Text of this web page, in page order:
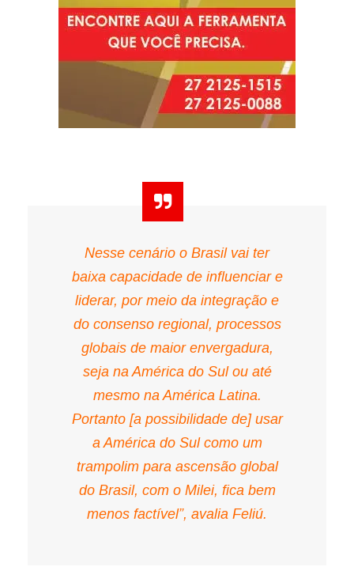
Nesse cenário o Brasil vai ter
baixa capacidade de influenciar e
liderar, por meio da integração e
do consenso regional, processos
globais de maior envergadura,
seja na América do Sul ou até
mesmo na América Latina.
Portanto [a possibilidade de] usar
a América do Sul como um
trampolim para ascensão global
do Brasil, com o Milei, fica bem
menos factível”, avalia Feliú.